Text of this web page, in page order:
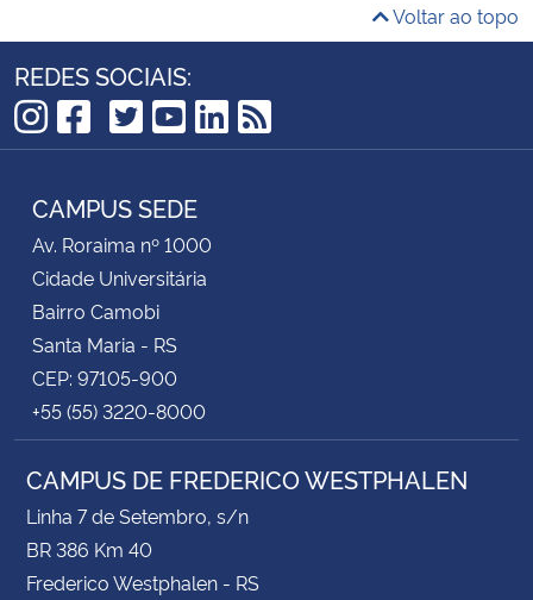
Voltar ao topo
REDES SOCIAIS:
Instagram
Facebook
TikTok
Twitter
YouTube
LinkedIn
RSS
CAMPUS SEDE
Av. Roraima nº 1000
Cidade Universitária
Bairro Camobi
Santa Maria - RS
CEP: 97105-900
+55 (55) 3220-8000
CAMPUS DE FREDERICO WESTPHALEN
Linha 7 de Setembro, s/n
BR 386 Km 40
Frederico Westphalen - RS